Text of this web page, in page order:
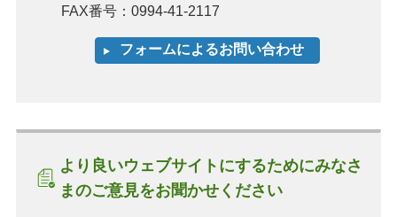
FAX番号：0994-41-2117
より良いウェブサイトにするためにみなさ
まのご意見をお聞かせください